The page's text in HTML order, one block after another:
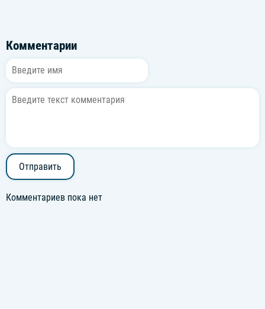
Комментарии
Отправить
Комментариев пока нет